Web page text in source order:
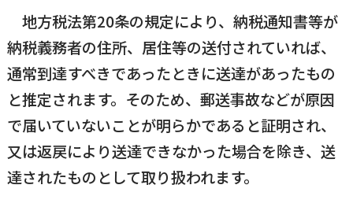
予防接種／健診など
入学／転入学
障がいのある方
国民健康保険 マイナンバー
各種申請書
横瀬のふるさと納税
横瀬町の観光
健康・福祉
涯学習
施設・文化 事業者の方向け
横瀬町のこと 広報・メディア
地方税法第20条の規定により、納税通知書等が
納税義務者の住所、居住等の送付されていれば、
通常到達すべきであったときに送達があったもの
と推定されます。そのため、郵送事故などが原因
で届いていないことが明らかであると証明され、
又は返戻により送達できなかった場合を除き、送
達されたものとして取り扱われます。